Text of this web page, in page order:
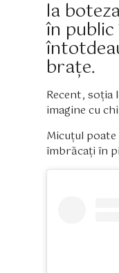
la
în
brațe.
Recent,
imagine cu
Micuțul
îmbrăcați în